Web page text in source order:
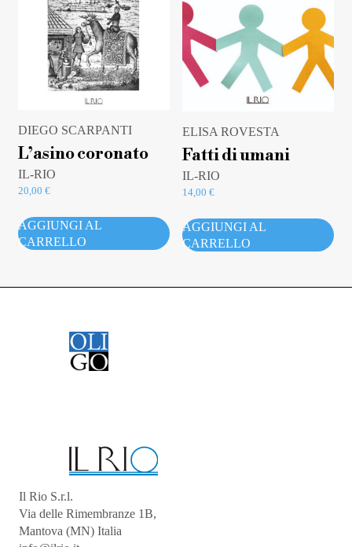
DIEGO SCARPANTI
L’asino coronato
IL-RIO
20,00 €
AGGIUNGI AL
CARRELLO
ELISA ROVESTA
Fatti di umani
IL-RIO
14,00€
AGGIUNGI AL
CARRELLO
Il Rio S.r.l.
Via delle Rimembranze 1B,
Mantova (MN) Italia